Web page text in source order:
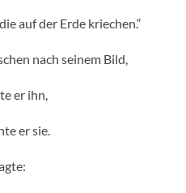
auf der Erde kriechen.“
nach seinem Bild,
er ihn,
er sie.